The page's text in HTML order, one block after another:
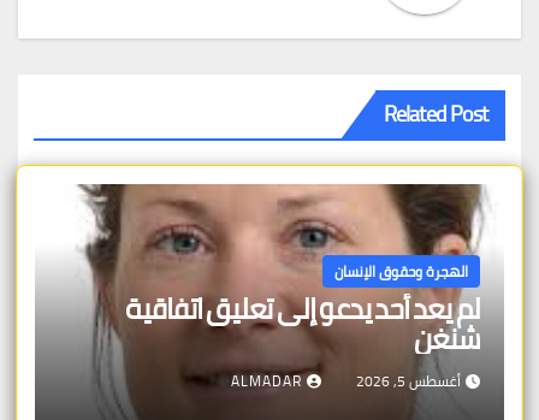
Related Post
الهجرة وحقوق الإنسان
لم يعد أحد يدعو إلى تعليق اتفاقية
شنغن
أغسطس 5, 2026 ALMADAR